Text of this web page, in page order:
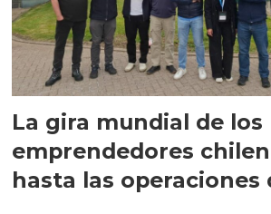
La gira mundial de los
emprendedores
hasta las operaciones